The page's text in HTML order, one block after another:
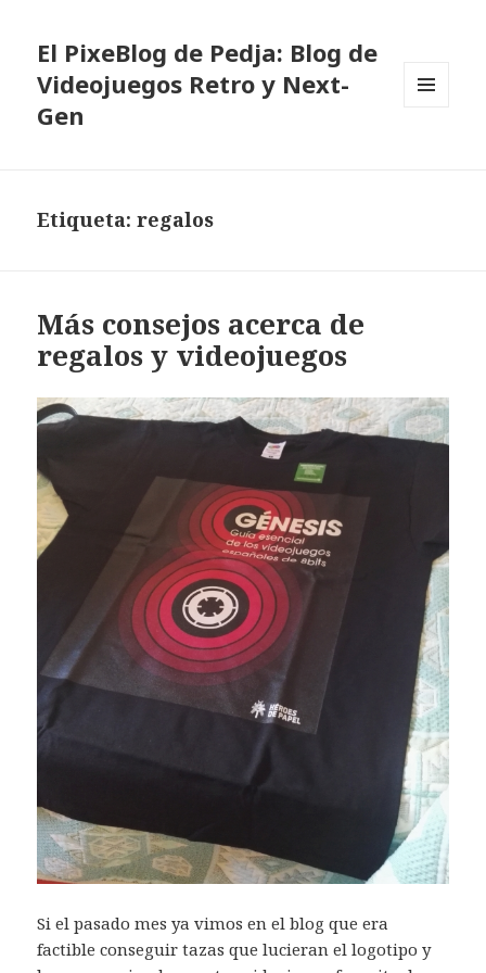
El PixeBlog de Pedja: Blog de
Videojuegos Retro y Next-
Gen
Etiqueta:regalos
Más consejos acerca de
regalos y videojuegos
Si el pasado mes ya vimos en el blog que era
factible conseguir tazas que lucieran el logotipo y